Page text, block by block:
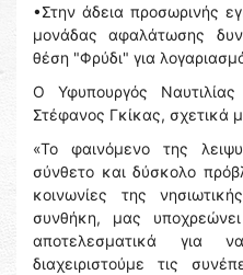
•Στην άδεια προσωρινής
μονάδας αφαλάτωσης
θέση "Φρύδι" για
Ο Υφυπουργός Ναυτιλίας
Στέφανος Γκίκας, σχετικά
«Το φαινόμενο της
σύνθετο και δύσκολο
κοινωνίες της
συνθήκη, μας
αποτελεσματικά για
διαχειριστούμε τις